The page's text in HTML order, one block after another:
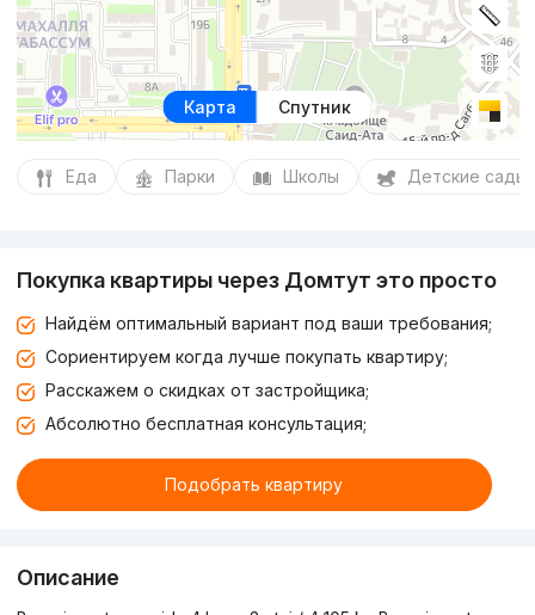
Карта Спутник
Еда Парки Школы Детские сады
Покупка квартиры через Домтут это просто
Найдём оптимальный вариант под ваши требования;
Сориентируем когда лучше покупать квартиру;
Расскажем о скидках от застройщика;
Абсолютно бесплатная консультация;
Подобрать квартиру
Описание